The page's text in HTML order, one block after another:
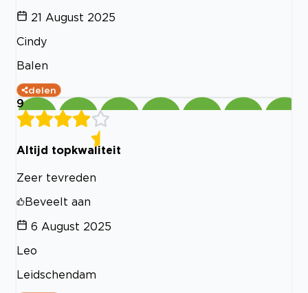
21 August 2025
Cindy
Balen
delen
9
Altijd topkwaliteit
Zeer tevreden
Beveelt aan
6 August 2025
Leo
Leidschendam